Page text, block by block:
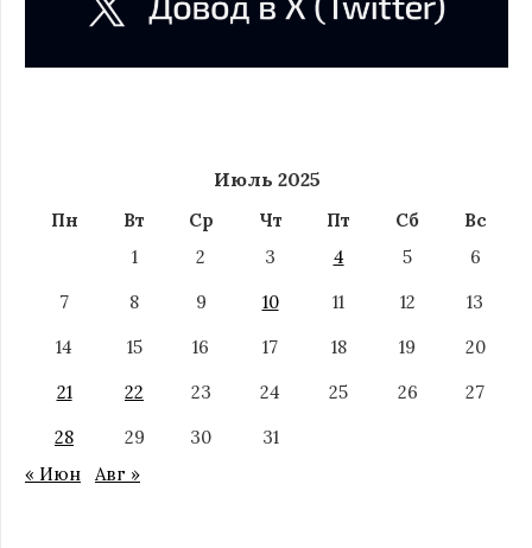
Июль 2025
Пн Вт Ср Чт Пт Сб
Вс
1
2 3 4 5
6
7
8 9 10 11 12
13
14
15 16 17 18 19
20
21
22 23 24 25 26
27
28
29 30
31
« Июн
Авг »